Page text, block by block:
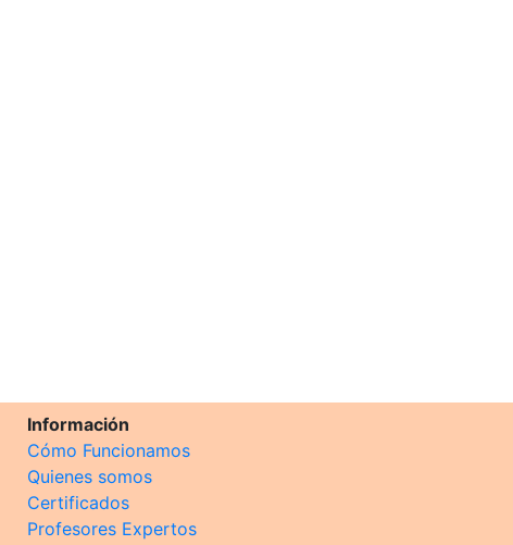
Información
Cómo Funcionamos
Quienes somos
Certificados
Profesores Expertos